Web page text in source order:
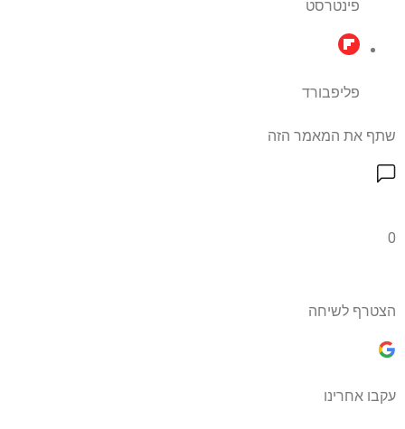
פינטרסט
פליפבורד
שתף את המאמר הזה
0
הצטרף לשיחה
עקבו אחרינו